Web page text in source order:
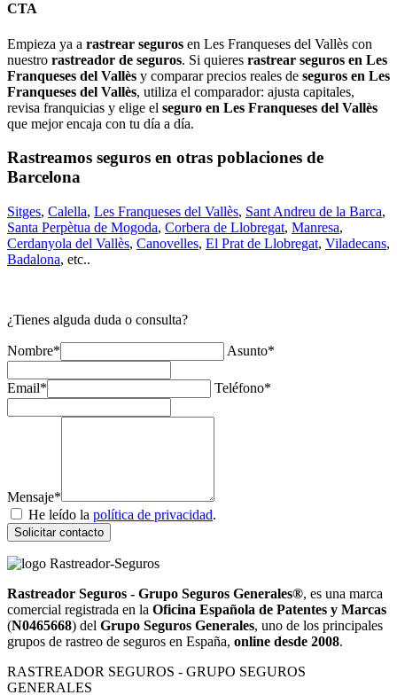
CTA
Empieza ya a rastrear seguros en Les Franqueses del Vallès con
nuestro rastreador de seguros. Si quieres rastrear seguros en Les
Franqueses del Vallès y comparar precios reales de seguros en Les
Franqueses del Vallès, utiliza el comparador: ajusta capitales,
revisa franquicias y elige el seguro en Les Franqueses del Vallès
que mejor encaja con tu día a día.
Rastreamos seguros en otras poblaciones de
Barcelona
Sitges, Calella, Les Franqueses del Vallès, Sant Andreu de la Barca,
Santa Perpètua de Mogoda, Corbera de Llobregat, Manresa,
Cerdanyola del Vallès, Canovelles, El Prat de Llobregat, Viladecans,
Badalona, etc..
¿Tienes alguda duda o consulta?
Nombre* Asunto*
Email* Teléfono*
Mensaje*
He leído la política de privacidad.
Solicitar contacto
Rastreador Seguros - Grupo Seguros Generales®, es una marca
comercial registrada en la Oficina Española de Patentes y Marcas
(N0465668) del Grupo Seguros Generales, uno de los principales
grupos de rastreo de seguros en España, online desde 2008.
RASTREADOR SEGUROS - GRUPO SEGUROS
GENERALES